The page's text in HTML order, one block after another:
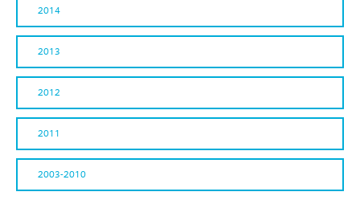
2014
2013
2012
2011
2003-2010